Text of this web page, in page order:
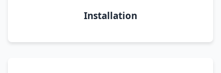
Installation